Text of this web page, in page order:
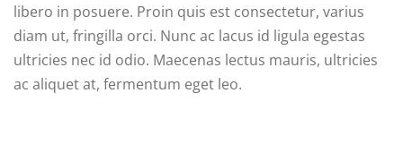
libero in posuere. Proin quis est consectetur, varius
diam ut, fringilla orci. Nunc ac lacus id ligula egestas
ultricies nec id odio. Maecenas lectus mauris, ultricies
ac aliquet at, fermentum eget leo.